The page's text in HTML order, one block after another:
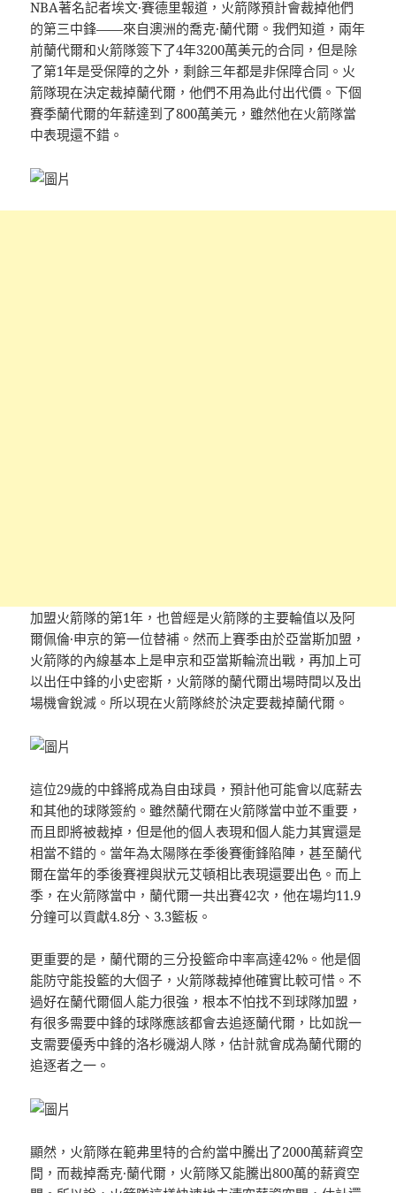
NBA著名記者埃文·賽德里報道，火箭隊預計會裁掉他們
的第三中鋒——來自澳洲的喬克·蘭代爾。我們知道，兩年
前蘭代爾和火箭隊簽下了4年3200萬美元的合同，但是除
了第1年是受保障的之外，剩餘三年都是非保障合同。火
箭隊現在決定裁掉蘭代爾，他們不用為此付出代價。下個
賽季蘭代爾的年薪達到了800萬美元，雖然他在火箭隊當
中表現還不錯。
加盟火箭隊的第1年，也曾經是火箭隊的主要輪值以及阿
爾佩倫·申京的第一位替補。然而上賽季由於亞當斯加盟，
火箭隊的內線基本上是申京和亞當斯輪流出戰，再加上可
以出任中鋒的小史密斯，火箭隊的蘭代爾出場時間以及出
場機會銳減。所以現在火箭隊終於決定要裁掉蘭代爾。
這位29歲的中鋒將成為自由球員，預計他可能會以底薪去
和其他的球隊簽約。雖然蘭代爾在火箭隊當中並不重要，
而且即將被裁掉，但是他的個人表現和個人能力其實還是
相當不錯的。當年為太陽隊在季後賽衝鋒陷陣，甚至蘭代
爾在當年的季後賽裡與狀元艾頓相比​​表現還要出色。而上
季，在火箭隊當中，蘭代爾一共出賽42次，他在場均11.9
分鐘可以貢獻4.8分、3.3籃板。
更重要的是，蘭代爾的三分投籃命中率高達42%。他是個
能防守能投籃的大個子，火箭隊裁掉他確實比較可惜。不
過好在蘭代爾個人能力很強，根本不怕找不到球隊加盟，
有很多需要中鋒的球隊應該都會去追逐蘭代爾，比如說一
支需要優秀中鋒的洛杉磯湖人隊，估計就會成為蘭代爾的
追逐者之一。
顯然，火箭隊在範弗里特的合約當中騰出了2000萬薪資空
間，而裁掉喬克·蘭代爾，火箭隊又能騰出800萬的薪資空